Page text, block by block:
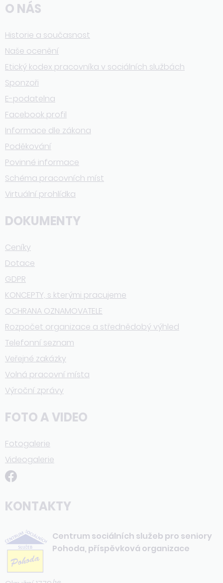
O NÁS
Historie a současnost
Naše ocenění
Etický kodex pracovníka v sociálních službách
Sponzoři
E-podatelna
Facebook profil
Informace dle zákona
Poděkování
Povinné informace
Schéma pracovních míst
Virtuální prohlídka
DOKUMENTY
Ceníky
Dotace
GDPR
KONCEPTY, s kterými pracujeme
OCHRANA OZNAMOVATELE
Rozpočet organizace a střednědobý výhled
Telefonní seznam
Veřejné zakázky
Volná pracovní místa
Výroční zprávy
FOTO A VIDEO
Fotogalerie
Videogalerie
KONTAKTY
Centrum sociálních služeb pro seniory
Pohoda, příspěvková organizace